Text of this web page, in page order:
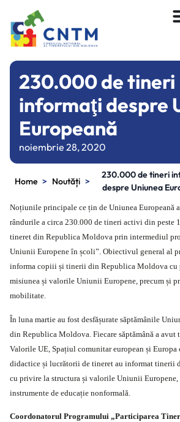
230.000 de tineri
informaţi despre
Europeană
noiembrie 28, 2020
Home > Noutăți >
230.000 de tineri
despre Uniunea
Noțiunile principale ce țin de Uniunea Europeană
rândurile a circa 230.000 de tineri activi din peste
tineret din Republica Moldova prin intermediul
Uniunii Europene în școli”. Obiectivul general al
informa copiii și tinerii din Republica Moldova
misiunea și valorile Uniunii Europene, precum și
mobilitate.
În luna martie au fost desfășurate săptămânile
din Republica Moldova. Fiecare săptămână a avut
Valorile UE, Spațiul comunitar european și Europa
didactice și lucrătorii de tineret au informat tinerii
cu privire la structura și valorile Uniunii
instrumente de educație nonformală.
Coordonatorul Programului „Participarea